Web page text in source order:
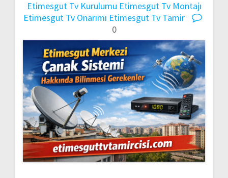
Etimesgut Tv Kurulumu Etimesgut Tv Montajı
Etimesgut Tv Onarımı Etimesgut Tv Tamir
0